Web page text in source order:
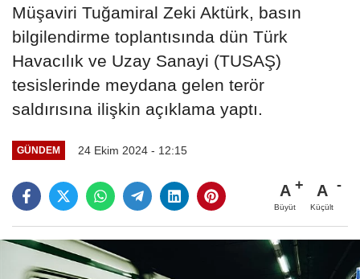
Müşaviri Tuğamiral Zeki Aktürk, basın
bilgilendirme toplantısında dün Türk
Havacılık ve Uzay Sanayi (TUSAŞ)
tesislerinde meydana gelen terör
saldırısına ilişkin açıklama yaptı.
GÜNDEM 24 Ekim 2024 - 12:15
A
Büyüt
A
Küçült